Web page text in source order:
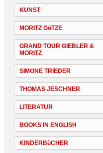
KUNST
MORITZ GöTZE
GRAND TOUR GIEBLER &
MORITZ
SIMONE TRIEDER
THOMAS JESCHNER
LITERATUR
BOOKS IN ENGLISH
KINDERBüCHER